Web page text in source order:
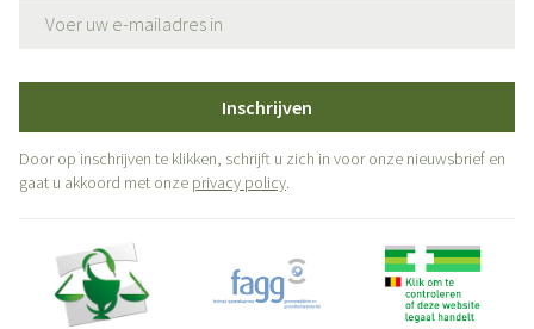
Inschrijven
Door op inschrijven te klikken, schrijft u zich in voor onze nieuwsbrief en
gaat u akkoord met onze privacy policy.